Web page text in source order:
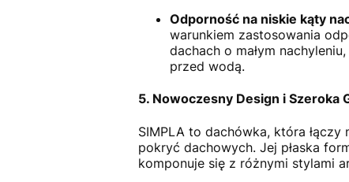
Odporność na niskie kąty
warunkiem zastosowania
dachach o małym
przed wodą.
5. Nowoczesny Design i Szeroka
SIMPLA to dachówka, która
pokryć dachowych. Jej płaska
komponuje się z różnymi stylami